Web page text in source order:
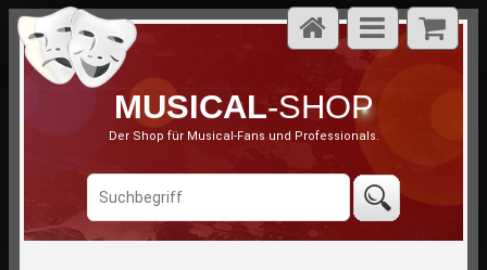
MUSICAL-SHOP
Der Shop für Musical-Fans und Professionals.